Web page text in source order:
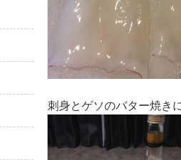
刺身とゲソのバター焼き